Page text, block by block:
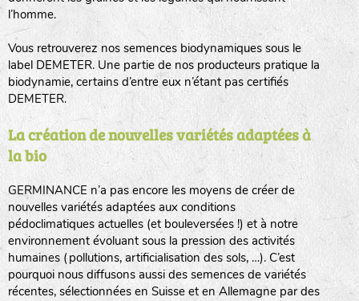
l’homme.
Vous retrouverez nos semences biodynamiques sous le
label DEMETER. Une partie de nos producteurs pratique la
biodynamie, certains d’entre eux n’étant pas certifiés
DEMETER.
La création de nouvelles variétés adaptées à
la bio
GERMINANCE n’a pas encore les moyens de créer de
nouvelles variétés adaptées aux conditions
pédoclimatiques actuelles (et bouleversées !) et à notre
environnement évoluant sous la pression des activités
humaines (pollutions, artificialisation des sols, …). C’est
pourquoi nous diffusons aussi des semences de variétés
récentes, sélectionnées en Suisse et en Allemagne par des
BINGENHEIMER SAATGUT (BGH)
www.bingenheimersaatgut.de
DE BOLSTER (DBO)
Les autres catégories étant :
: Engrais vert
L: Légumes
A: Aromatiques
BEL : Code de la variété
(Ici Belle de nuit)
20 : Année de récolte(ici 2020)
BPA : Initiales du producteur ou du fournisseur de la
semence.
1 : Numéro d’ordre du lot
A : Sans calibre.
G: Gros
M: Moyen calibre
Légumes feuilles